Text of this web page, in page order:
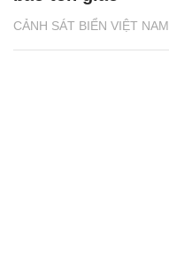
CẢNH SÁT BIỂN VIỆT NAM